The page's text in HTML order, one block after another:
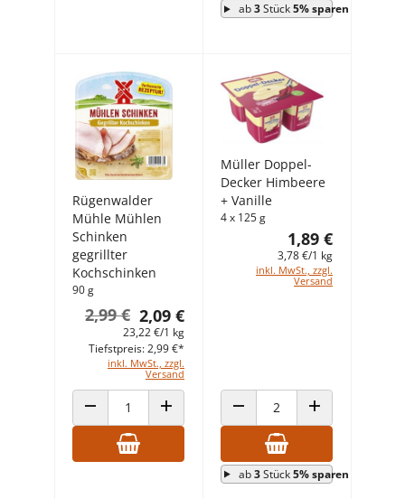
ab3Stück5% sparen
Rügenwalder
Mühle Mühlen
Schinken
gegrillter
Kochschinken
90 g
2,09 €
2,99 €
23,22 €/1 kg
inkl. MwSt., zzgl.
Versand
Tiefstpreis: 2,99 €*
ANZAHL VERRINGERNANZAHL ERHÖHEN
Müller Doppel-
Decker Himbeere
+ Vanille
4 x 125 g
1,89 €
3,78 €/1 kg
inkl. MwSt., zzgl.
Versand
ANZAHL VERRINGERNANZAHL ERHÖHEN
ab3Stück5% sparen